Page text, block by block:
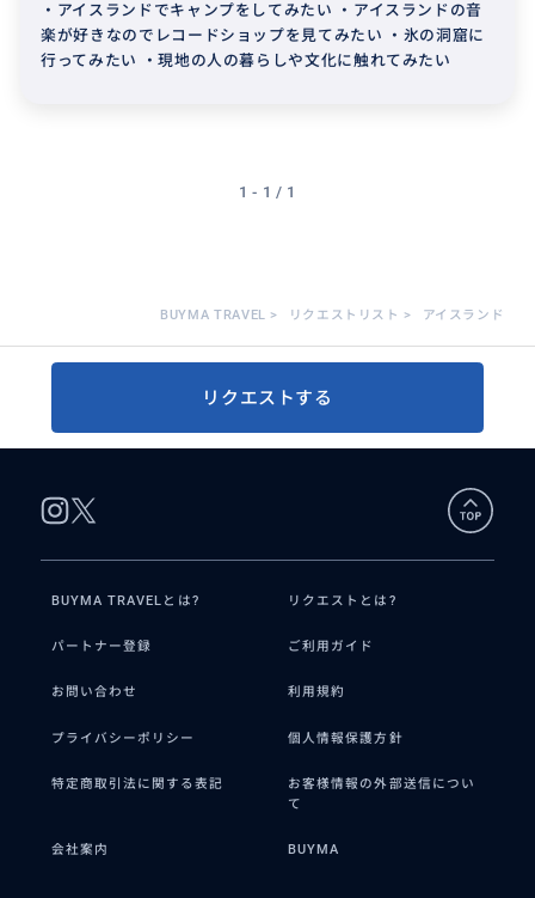
・アイスランドでキャンプをしてみたい ・アイスランドの音
楽が好きなのでレコードショップを見てみたい ・氷の洞窟に
行ってみたい ・現地の人の暮らしや文化に触れてみたい
1 - 1 / 1
BUYMA TRAVEL > リクエストリスト > アイスランド
リクエストする
BUYMA TRAVELとは? リクエストとは?
パートナー登録 ご利用ガイド
お問い合わせ 利用規約
プライバシーポリシー 個人情報保護方針
特定商取引法に関する表記
お客様情報の外部送信につい
て
会社案内 BUYMA